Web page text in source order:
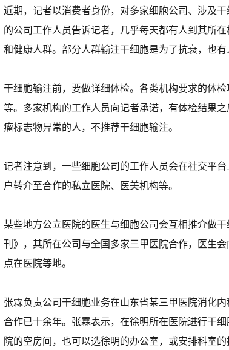
近期，记者以消费者身份，对多家细胞公司、涉及
的公司工作人员告诉记者，几乎每天都有人到其所
和健康人群。部分人群输注干细胞是为了抗衰，也有
干细胞输注前，要做详细体检。各类机构要求的体
等。多家机构的工作人员向记者承诺，有体检结果
瘤标志物异常的人，不推荐干细胞输注。
记者注意到，一些细胞公司的工作人员会在社交平
户转介至合作的私立医院、医美机构等。
某些地方公立医院的医生与细胞公司会互相推介做
刊》，其所在公司与全国多家三甲医院合作，医生
点在医院等地。
张霖负责公司干细胞业务在山东省某三甲医院消化
合作已十余年。张霖表示，在徐明所在医院进行干
院的空房间，也可以选徐明的办公室，或安排科室的